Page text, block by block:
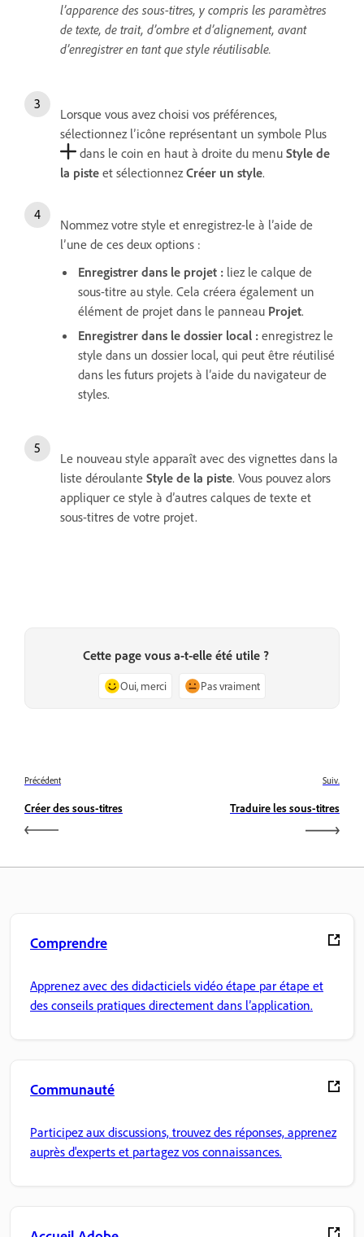
l’apparence des sous-titres, y compris les paramètres
de texte, de trait, d’ombre et d’alignement, avant
d’enregistrer en tant que style réutilisable.
Lorsque vous avez choisi vos préférences,
sélectionnez l’icône représentant un symbole Plus
dans le coin en haut à droite du menu Style de
la piste et sélectionnez Créer un style.
Nommez votre style et enregistrez-le à l’aide de
l’une de ces deux options :
Enregistrer dans le projet : liez le calque de
sous-titre au style. Cela créera également un
élément de projet dans le panneau Projet.
Enregistrer dans le dossier local : enregistrez le
style dans un dossier local, qui peut être réutilisé
dans les futurs projets à l’aide du navigateur de
styles.
Le nouveau style apparaît avec des vignettes dans la
liste déroulante Style de la piste. Vous pouvez alors
appliquer ce style à d’autres calques de texte et
sous-titres de votre projet.
Cette page vous a-t-elle été utile ?
Oui, merci Pas vraiment
Précédent
Créer des sous-titres
Suiv.
Traduire les sous-titres
Comprendre
Apprenez avec des didacticiels vidéo étape par étape et
des conseils pratiques directement dans l’application.
Communauté
Participez aux discussions, trouvez des réponses, apprenez
auprès d'experts et partagez vos connaissances.